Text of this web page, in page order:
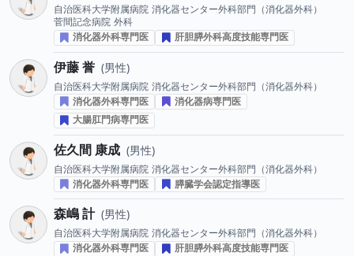
自治医科大学附属病院 消化器センター外科部門（消化器外科）
菅間記念病院 外科
消化器外科専門医
肝胆膵外科高度技能専門医
伊藤 誉 男性
自治医科大学附属病院 消化器センター外科部門（消化器外科）
消化器外科専門医
消化器病専門医
大腸肛門病専門医
佐久間 康成 男性
自治医科大学附属病院 消化器センター外科部門（消化器外科）
消化器外科専門医
膵臓学会認定指導医
森嶋 計 男性
自治医科大学附属病院 消化器センター外科部門（消化器外科）
消化器外科専門医
肝胆膵外科高度技能専門医